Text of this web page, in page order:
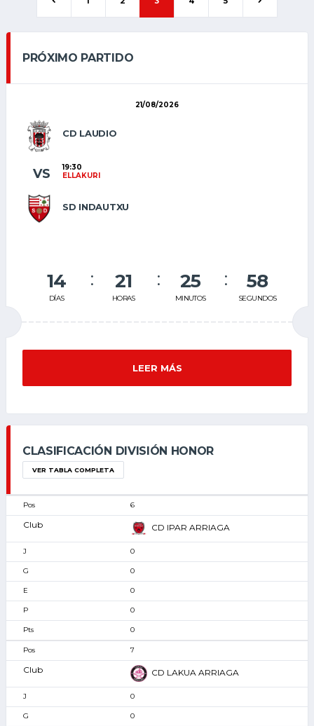
PRÓXIMO PARTIDO
21/08/2026
CD LAUDIO
SD INDAUTXU
VS
19:30
ELLAKURI
14
DÍAS
21
HORAS
25
MINUTOS
57
SEGUNDOS
LEER MÁS
CLASIFICACIÓN DIVISIÓN HONOR
VER TABLA COMPLETA
6
CD IPAR ARRIAGA
0
0
0
0
0
7
CD LAKUA ARRIAGA
0
0